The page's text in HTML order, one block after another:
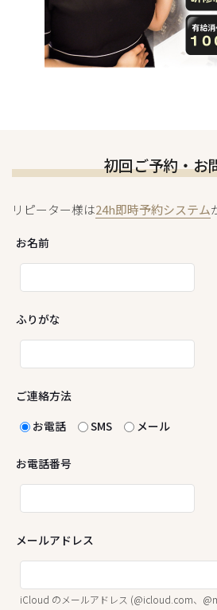
初回ご予約・お
リピーター様は24h即時予約システム
お名前
ふりがな
ご連絡方法
お電話
SMS メール
お電話番号
メールアドレス
iCloud のメールアドレス (@icloud.com、